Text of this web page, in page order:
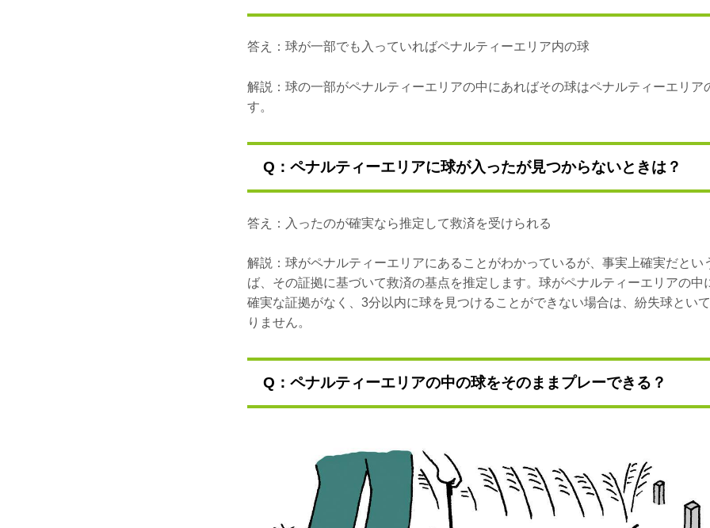
答え：球が一部でも入っていればペナルティーエリア内の球
解説：球の一部がペナルティーエリアの中にあればその球はペナルティーエリア
す。
Q：ペナルティーエリアに球が入ったが見つからないときは？
答え：入ったのが確実なら推定して救済を受けられる
解説：球がペナルティーエリアにあることがわかっているが、事実上確実だとい
ば、その証拠に基づいて救済の基点を推定します。球がペナルティーエリアの中
確実な証拠がなく、3分以内に球を見つけることができない場合は、紛失球とい
りません。
Q：ペナルティーエリアの中の球をそのままプレーできる？